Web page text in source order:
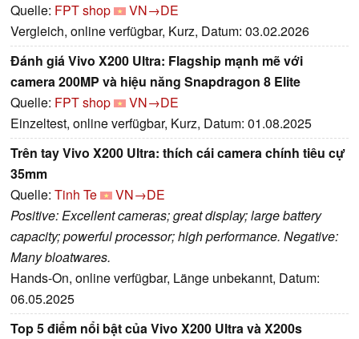
Quelle: FPT shop
VN→DE
Vergleich, online verfügbar, Kurz, Datum: 03.02.2026
Đánh giá Vivo X200 Ultra: Flagship mạnh mẽ với
camera 200MP và hiệu năng Snapdragon 8 Elite
Quelle: FPT shop
VN→DE
Einzeltest, online verfügbar, Kurz, Datum: 01.08.2025
Trên tay Vivo X200 Ultra: thích cái camera chính tiêu cự
35mm
Quelle: Tinh Te
VN→DE
Positive: Excellent cameras; great display; large battery
capacity; powerful processor; high performance. Negative:
Many bloatwares.
Hands-On, online verfügbar, Länge unbekannt, Datum:
06.05.2025
Top 5 điểm nổi bật của Vivo X200 Ultra và X200s